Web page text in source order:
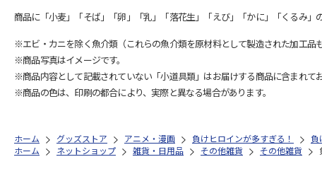
商品に「小麦」「そば」「卵」「乳」「落花生」「えび」「かに」「くるみ」
※エビ・カニを除く魚介類（これらの魚介類を原材料として製造された加工品
※商品写真はイメージです。
※商品内容として記載されていない「小道具類」はお届けする商品に含まれてお
※商品の色は、印刷の都合により、実際と異なる場合があります。
ホーム グッズストア アニメ・漫画 負けヒロインが多すぎる！ 負
ホーム
ネットショップ 雑貨・日用品 その他雑貨 その他雑貨